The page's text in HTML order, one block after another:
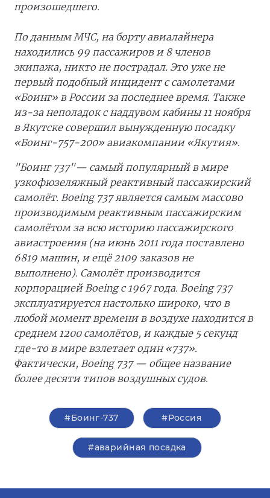
произошедшего.
По данным МЧС, на борту авиалайнера
находились 99 пассажиров и 8 членов
экипажа, никто не пострадал. Это уже не
первый подобный инцидент с самолетами
«Боинг» в России за последнее время. Также
из-за неполадок с наддувом кабины 11 ноября
в Якутске совершил вынужденную посадку
«Боинг-757-200» авиакомпании «Якутия».
"Боинг 737"— самый популярный в мире
узкофюзеляжный реактивный пассажирский
самолёт. Boeing 737 является самым массово
производимым реактивным пассажирским
самолётом за всю историю пассажирского
авиастроения (на июнь 2011 года поставлено
6819 машин, и ещё 2109 заказов не
выполнено). Самолёт производится
корпорацией Boeing с 1967 года. Boeing 737
эксплуатируется настолько широко, что в
любой момент времени в воздухе находится в
среднем 1200 самолётов, и каждые 5 секунд
где-то в мире взлетает один «737».
Фактически, Boeing 737 — общее название
более десяти типов воздушных судов.
#Боинг-737 #Россия
#аварийная посадка